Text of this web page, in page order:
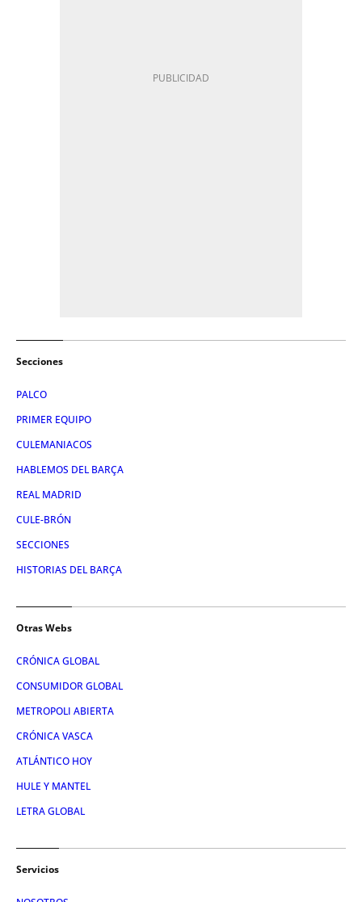
Secciones
PALCO
PRIMER EQUIPO
CULEMANIACOS
HABLEMOS DEL BARÇA
REAL MADRID
CULE-BRÓN
SECCIONES
HISTORIAS DEL BARÇA
Otras Webs
CRÓNICA GLOBAL
CONSUMIDOR GLOBAL
METROPOLI ABIERTA
CRÓNICA VASCA
ATLÁNTICO HOY
HULE Y MANTEL
LETRA GLOBAL
Servicios